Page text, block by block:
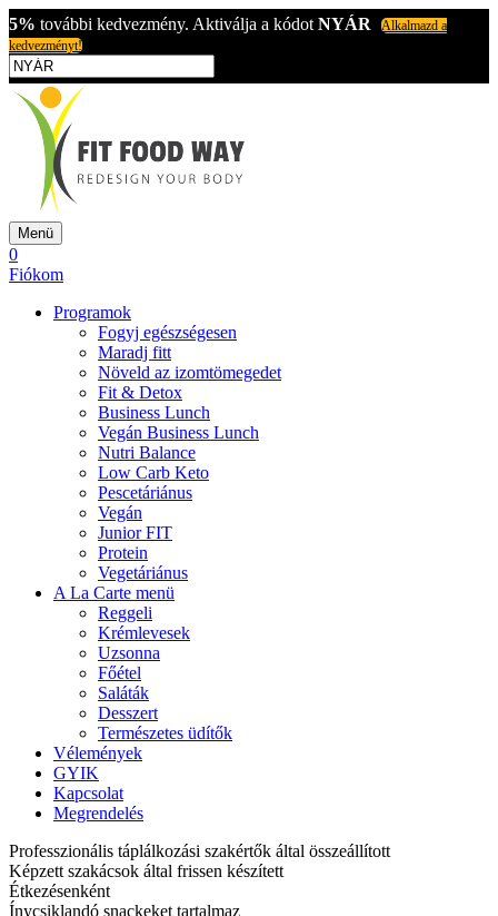
5% további kedvezmény. Aktiválja a kódot NYÁR
Alkalmazd a
kedvezményt!
Menü
0
Fiókom
Programok
Fogyj egészségesen
Maradj fitt
Növeld az izomtömegedet
Fit & Detox
Business Lunch
Vegán Business Lunch
Nutri Balance
Low Carb Keto
Pescetáriánus
Vegán
Junior FIT
Protein
Vegetáriánus
A La Carte menü
Reggeli
Krémlevesek
Uzsonna
Főétel
Saláták
Desszert
Természetes üdítők
Vélemények
GYIK
Kapcsolat
Megrendelés
Professzionális táplálkozási szakértők által összeállított
Képzett szakácsok által frissen készített
Étkezésenként
Ínycsiklandó snackeket tartalmaz